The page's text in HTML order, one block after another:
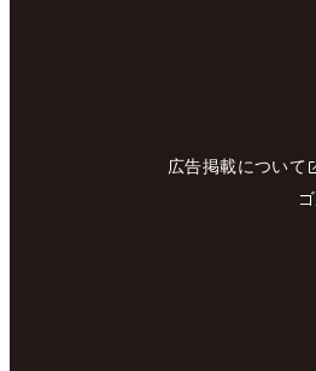
広告掲載について